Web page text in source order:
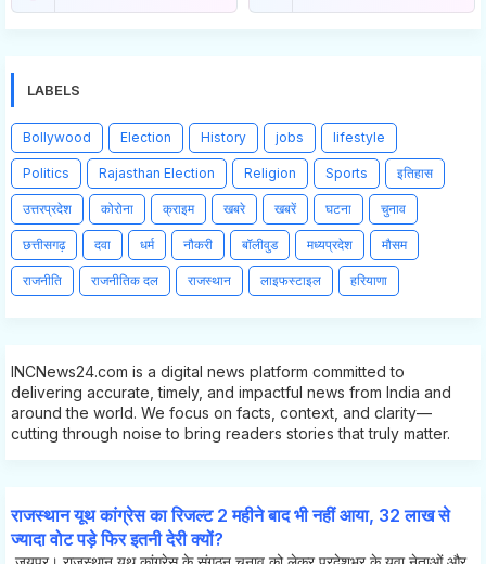
LABELS
Bollywood Election History jobs lifestyle
Politics Rajasthan Election Religion Sports इतिहास
उत्तरप्रदेश कोरोना क्राइम खबरे खबरें घटना चुनाव
छत्तीसगढ़ दवा धर्म नौकरी बॉलीवुड मध्यप्रदेश मौसम
राजनीति राजनीतिक दल राजस्थान लाइफस्टाइल हरियाणा
INCNews24.com is a digital news platform committed to
delivering accurate, timely, and impactful news from India and
around the world. We focus on facts, context, and clarity—
cutting through noise to bring readers stories that truly matter.
राजस्थान यूथ कांग्रेस का रिजल्ट 2 महीने बाद भी नहीं आया, 32 लाख से
ज्यादा वोट पड़े फिर इतनी देरी क्यों?